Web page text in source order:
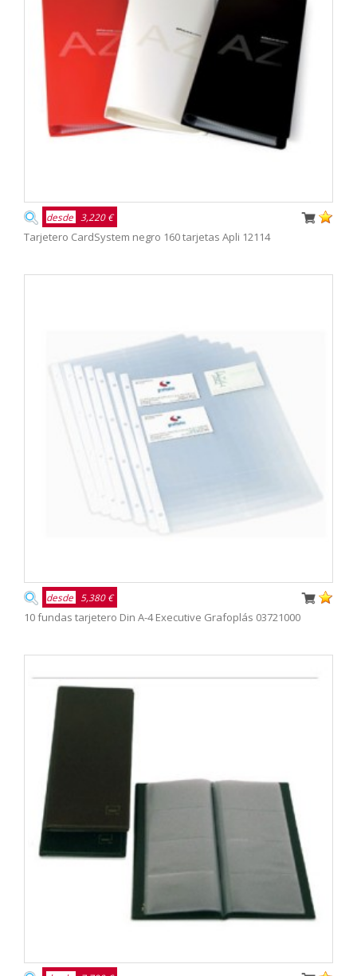
desde 3,220 €
Tarjetero CardSystem negro 160 tarjetas Apli 12114
desde 5,380 €
10 fundas tarjetero Din A-4 Executive Grafoplás 03721000